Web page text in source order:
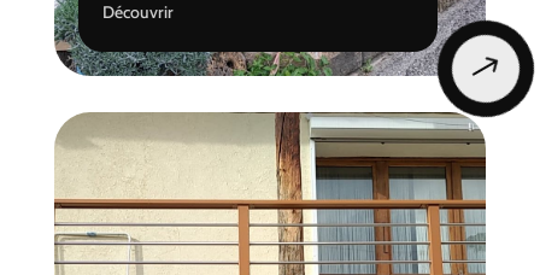
$
Découvrir